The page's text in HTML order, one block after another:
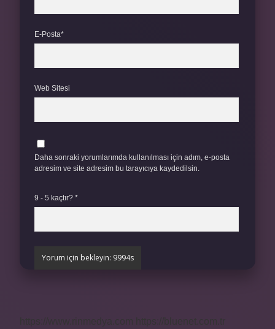
E-Posta*
Web Sitesi
Daha sonraki yorumlarımda kullanılması için adım, e-posta
adresim ve site adresim bu tarayıcıya kaydedilsin.
9 - 5 kaçtır? *